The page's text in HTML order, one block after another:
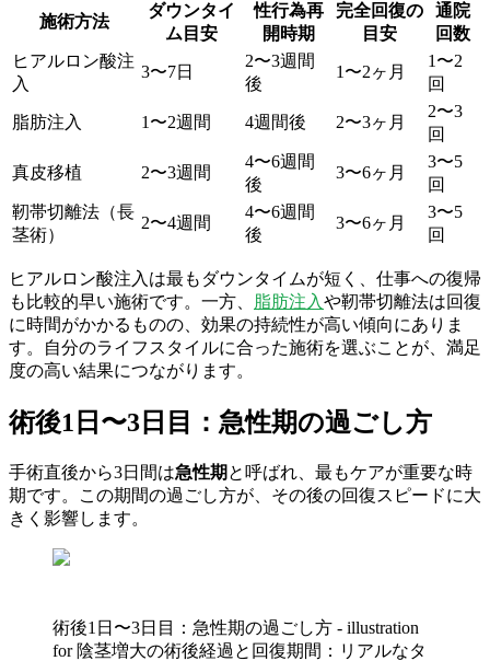
施術方法
ダウンタイ
ム目安
性行為再
開時期
完全回復の
目安
通院
回数
ヒアルロン酸注
入
3〜7日
2〜3週間
後
1〜2ヶ月
1〜2
回
脂肪注入 1〜2週間 4週間後 2〜3ヶ月
2〜3
回
真皮移植 2〜3週間
4〜6週間
後
3〜6ヶ月
3〜5
回
靭帯切離法（長
茎術）
2〜4週間
4〜6週間
後
3〜6ヶ月
3〜5
回
ヒアルロン酸注入は最もダウンタイムが短く、仕事への復帰
も比較的早い施術です。一方、 脂肪注入や靭帯切離法は回復
に時間がかかるものの、効果の持続性が高い傾向にありま
す。自分のライフスタイルに合った施術を選ぶことが、満足
度の高い結果につながります。
術後1日〜3日目：急性期の過ごし方
手術直後から3日間は急性期 と呼ばれ、最もケアが重要な時
期です。この期間の過ごし方が、その後の回復スピードに大
きく影響します。
術後1日〜3日目：急性期の過ごし方 - illustration
for 陰茎増大の術後経過と回復期間：リアルなタ